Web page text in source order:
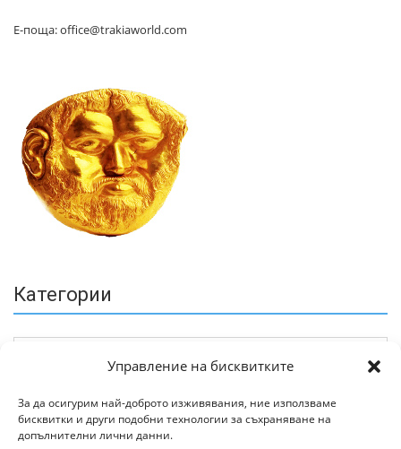
Управление на бисквитките
За да осигурим най-доброто изживявания, ние използваме
бисквитки и други подобни технологии за съхраняване на
допълнителни лични данни.
Е-поща: office@trakiaworld.com
Категории
Архив